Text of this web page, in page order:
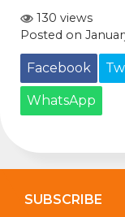
130 views
Posted on
Facebook
WhatsApp
SUBSCRIBE